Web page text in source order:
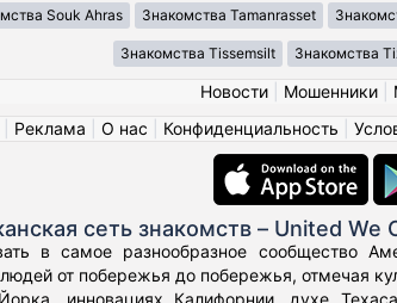
Souk Ahras Знакомства Tamanrasset
Знакомства Tissemsilt Знакомства
Новости| Мошенники|
Реклама О нас Конфиденциальность
сеть знакомств – United We
в самое разнообразное сообщество
от побережья до побережья, отмечая
инновациях Калифорнии, духе